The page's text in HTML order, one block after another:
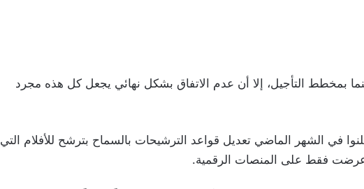
بمخطط التأجيل، إلا أن عدم الاتفاق بشكل نهائي يجعل كل هذه مجرد
في الشهر الماضي تعديل قواعد الترشيحات بالسماح بترشح للأفلام التي
فقط على المنصات الرقمية.